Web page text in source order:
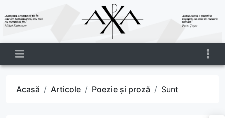
Acasă Articole Poezie și proză Sunt